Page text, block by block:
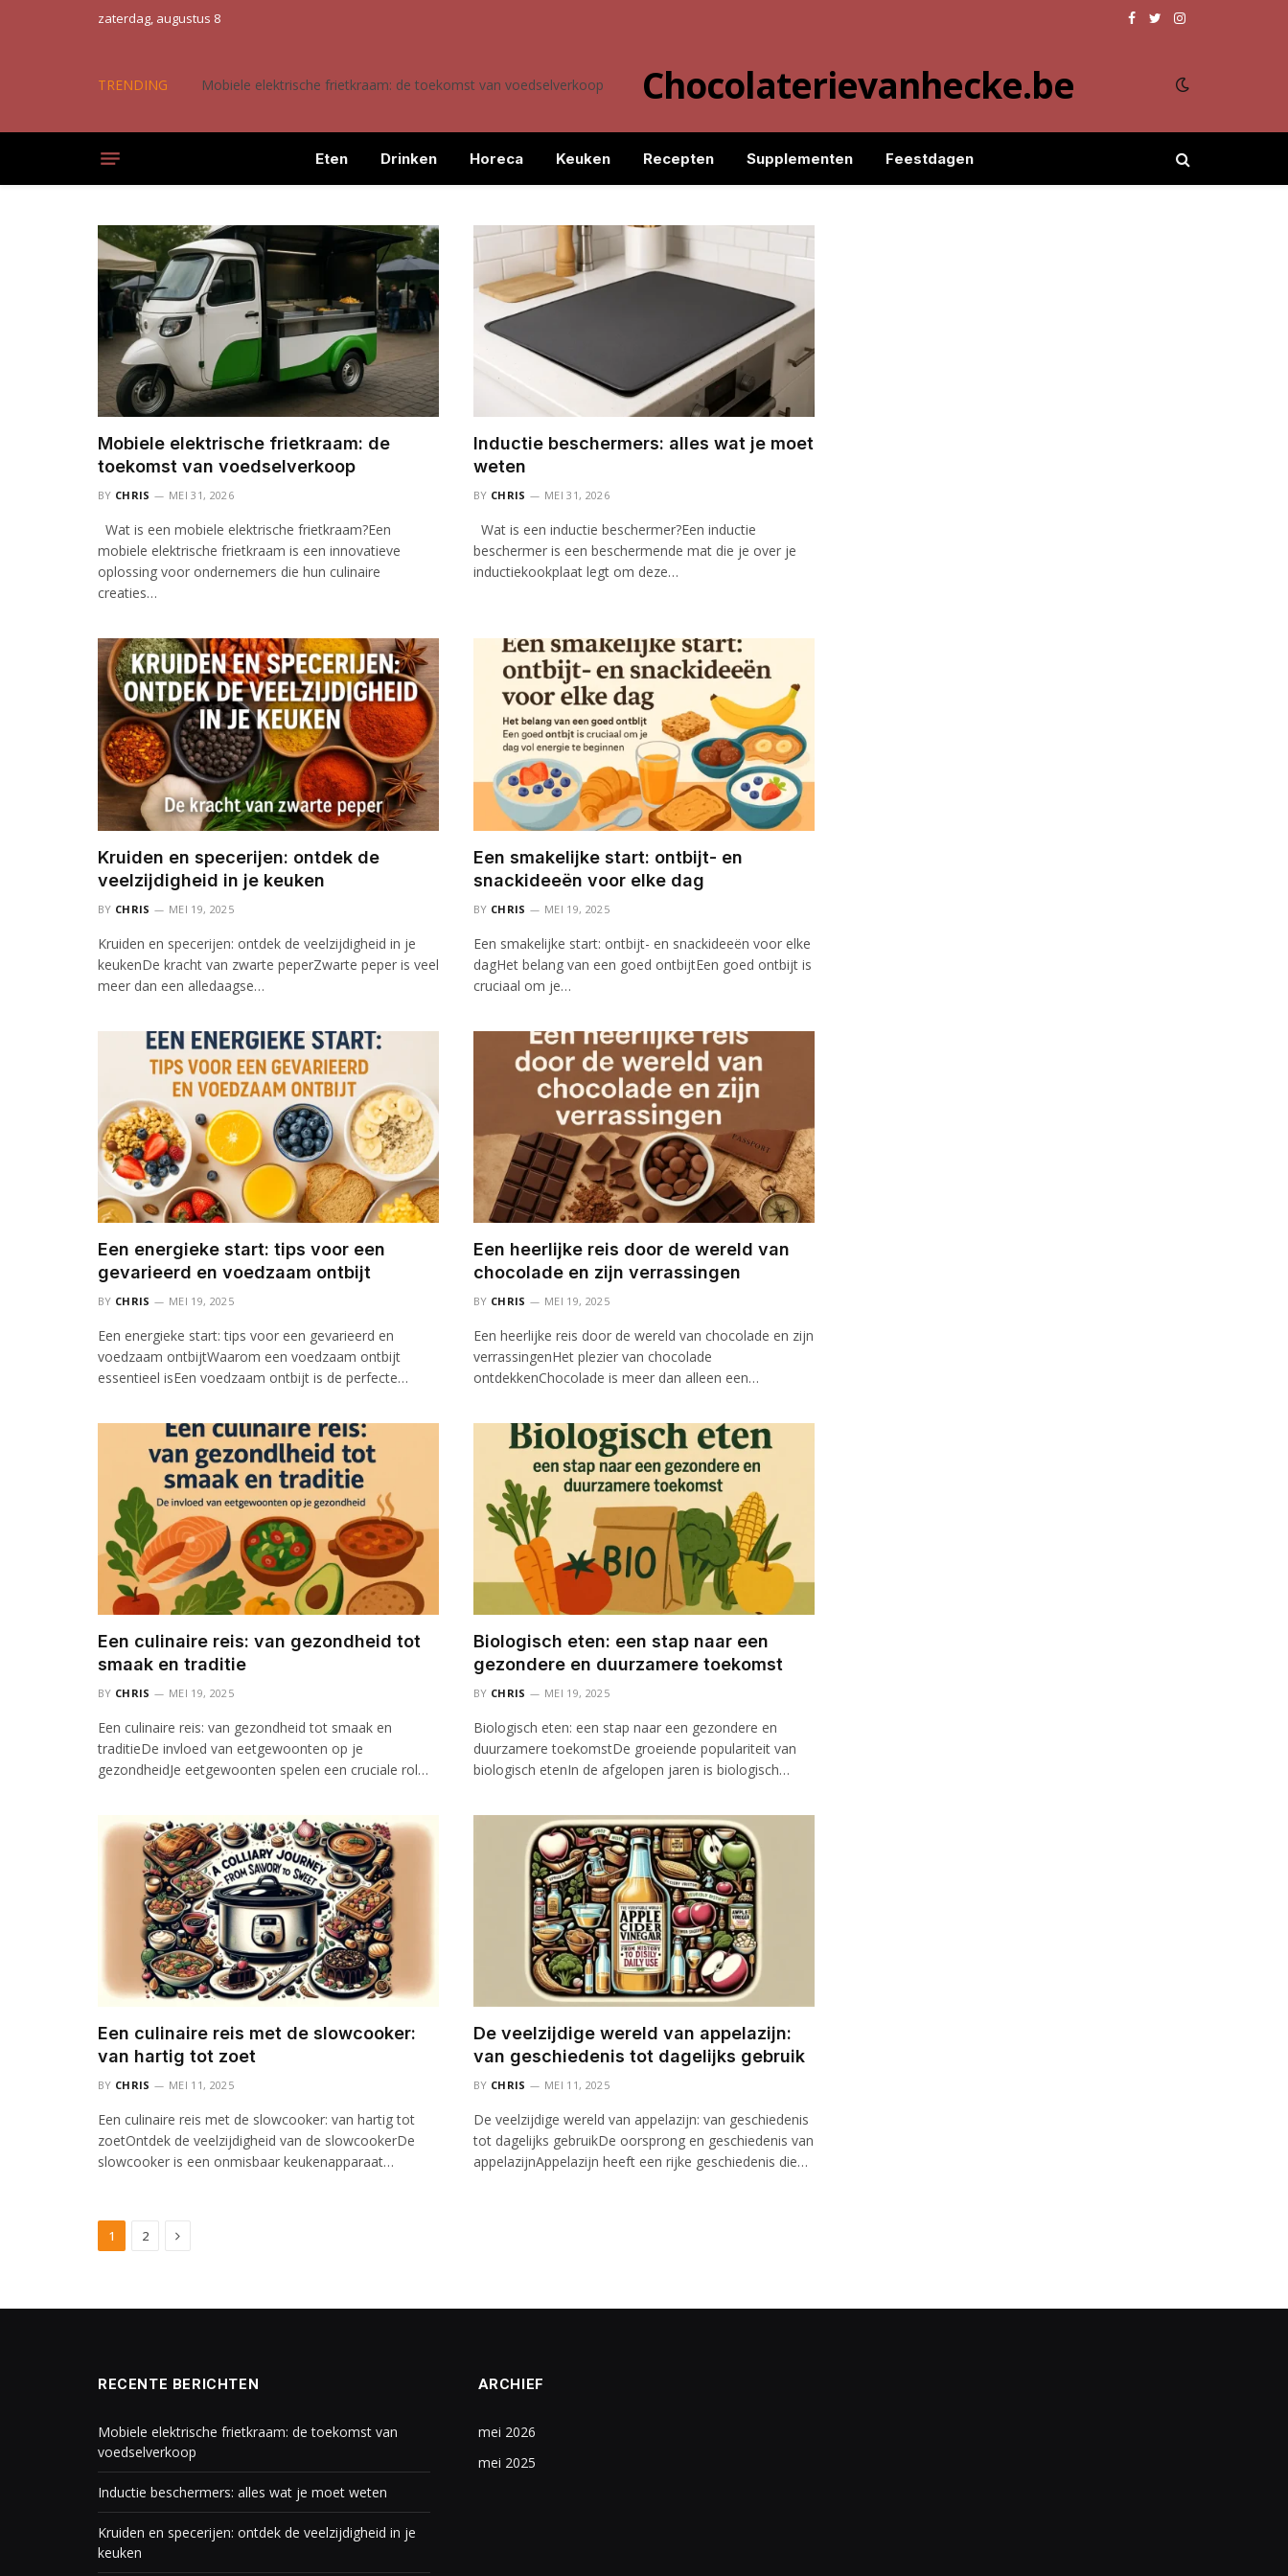
zaterdag, augustus 8 Facebook
TwitterInstagram
TRENDING Mobiele elektrische frietkraam: de toekomst van voedselverkoop Chocolaterievanhecke.be
Eten Drinken Horeca Keuken Recepten Supplementen Feestdagen
Mobiele elektrische frietkraam: de
toekomst van voedselverkoop
BY CHRIS MEI 31, 2026
Wat is een mobiele elektrische frietkraam?Een
mobiele elektrische frietkraam is een innovatieve
oplossing voor ondernemers die hun culinaire
creaties…
Inductie beschermers: alles wat je moet
weten
BY CHRIS MEI 31, 2026
Wat is een inductie beschermer?Een inductie
beschermer is een beschermende mat die je over je
inductiekookplaat legt om deze…
Kruiden en specerijen: ontdek de
veelzijdigheid in je keuken
BY CHRIS MEI 19, 2025
Kruiden en specerijen: ontdek de veelzijdigheid in je
keukenDe kracht van zwarte peperZwarte peper is veel
meer dan een alledaagse…
Een smakelijke start: ontbijt- en
snackideeën voor elke dag
BY CHRIS MEI 19, 2025
Een smakelijke start: ontbijt- en snackideeën voor elke
dagHet belang van een goed ontbijtEen goed ontbijt is
cruciaal om je…
Een energieke start: tips voor een
gevarieerd en voedzaam ontbijt
BY CHRIS MEI 19, 2025
Een energieke start: tips voor een gevarieerd en
voedzaam ontbijtWaarom een voedzaam ontbijt
essentieel isEen voedzaam ontbijt is de perfecte…
Een heerlijke reis door de wereld van
chocolade en zijn verrassingen
BY CHRIS MEI 19, 2025
Een heerlijke reis door de wereld van chocolade en zijn
verrassingenHet plezier van chocolade
ontdekkenChocolade is meer dan alleen een…
Een culinaire reis: van gezondheid tot
smaak en traditie
BY CHRIS MEI 19, 2025
Een culinaire reis: van gezondheid tot smaak en
traditieDe invloed van eetgewoonten op je
gezondheidJe eetgewoonten spelen een cruciale rol…
Biologisch eten: een stap naar een
gezondere en duurzamere toekomst
BY CHRIS MEI 19, 2025
Biologisch eten: een stap naar een gezondere en
duurzamere toekomstDe groeiende populariteit van
biologisch etenIn de afgelopen jaren is biologisch…
Een culinaire reis met de slowcooker:
van hartig tot zoet
BY CHRIS MEI 11, 2025
Een culinaire reis met de slowcooker: van hartig tot
zoetOntdek de veelzijdigheid van de slowcookerDe
slowcooker is een onmisbaar keukenapparaat…
De veelzijdige wereld van appelazijn:
van geschiedenis tot dagelijks gebruik
BY CHRIS MEI 11, 2025
De veelzijdige wereld van appelazijn: van geschiedenis
tot dagelijks gebruikDe oorsprong en geschiedenis van
appelazijnAppelazijn heeft een rijke geschiedenis die…
1 2 Next
RECENTE BERICHTEN
Mobiele elektrische frietkraam: de toekomst van
voedselverkoop
Inductie beschermers: alles wat je moet weten
Kruiden en specerijen: ontdek de veelzijdigheid in je
keuken
ARCHIEF
mei 2026
mei 2025